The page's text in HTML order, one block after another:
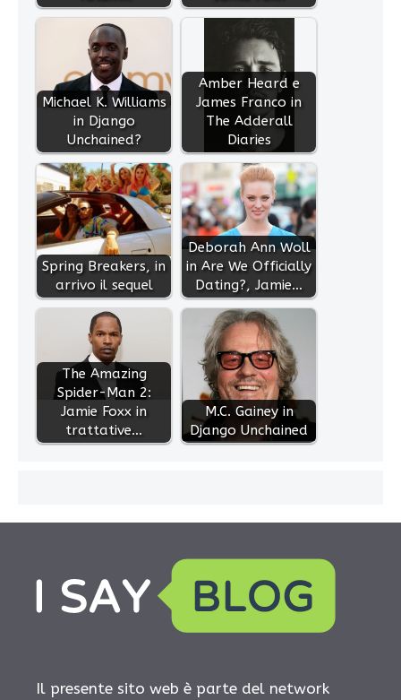
Michael K. Williams
in Django
Unchained?
Amber Heard e
James Franco in
The Adderall
Diaries
Spring Breakers, in
arrivo il sequel
Deborah Ann Woll
in Are We Officially
Dating?, Jamie…
The Amazing
Spider-Man 2:
Jamie Foxx in
trattative…
M.C. Gainey in
Django Unchained
Il presente sito web è parte del network